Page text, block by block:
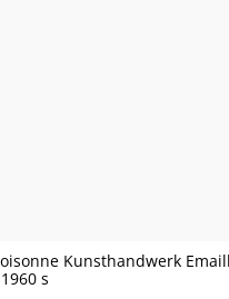
Kunsthandwerk
s